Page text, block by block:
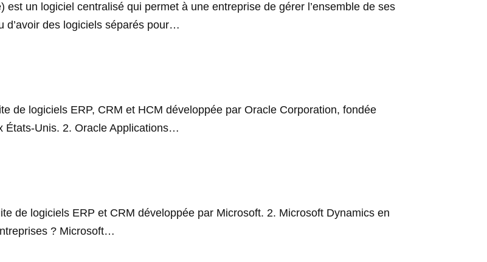
un logiciel centralisé qui permet à une entreprise de gérer l’ensemble de ses
d’avoir des logiciels séparés pour…
de logiciels ERP, CRM et HCM développée par Oracle Corporation, fondée
États-Unis. 2. Oracle Applications…
de logiciels ERP et CRM développée par Microsoft. 2. Microsoft Dynamics en
? Microsoft…